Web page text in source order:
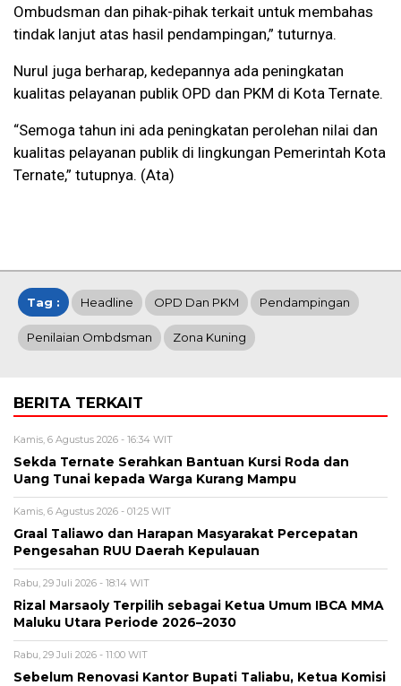
Ombudsman dan pihak-pihak terkait untuk membahas
tindak lanjut atas hasil pendampingan,” tuturnya.
Nurul juga berharap, kedepannya ada peningkatan
kualitas pelayanan publik OPD dan PKM di Kota Ternate.
“Semoga tahun ini ada peningkatan perolehan nilai dan
kualitas pelayanan publik di lingkungan Pemerintah Kota
Ternate,” tutupnya. (Ata)
Tag : Headline OPD Dan PKM Pendampingan
Penilaian Ombdsman Zona Kuning
BERITA TERKAIT
Kamis, 6 Agustus 2026 - 16:34 WIT
Sekda Ternate Serahkan Bantuan Kursi Roda dan
Uang Tunai kepada Warga Kurang Mampu
Kamis, 6 Agustus 2026 - 01:25 WIT
Graal Taliawo dan Harapan Masyarakat Percepatan
Pengesahan RUU Daerah Kepulauan
Rabu, 29 Juli 2026 - 18:14 WIT
Rizal Marsaoly Terpilih sebagai Ketua Umum IBCA MMA
Maluku Utara Periode 2026–2030
Rabu, 29 Juli 2026 - 11:00 WIT
Sebelum Renovasi Kantor Bupati Taliabu, Ketua Komisi